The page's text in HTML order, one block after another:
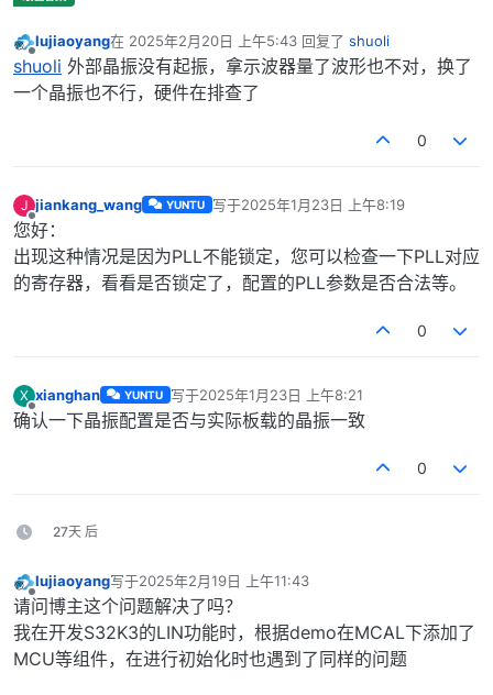
离线
lujiaoyang在 2025年2月20日 上午5:43 回复了 shuoli
最后由 编辑
shuoli 外部晶振没有起振，拿示波器量了波形也不对，换了
一个晶振也不行，硬件在排查了
0
J
离线
jiankang_wang YUNTU 写于2025年1月23日 上午8:19
最后由 编辑
您好：
出现这种情况是因为PLL不能锁定，您可以检查一下PLL对应
的寄存器，看看是否锁定了，配置的PLL参数是否合法等。
0
X
离线
xianghan YUNTU 写于2025年1月23日 上午8:21
最后由 编辑
确认一下晶振配置是否与实际板载的晶振一致
0
27天 后
离线
lujiaoyang写于2025年2月19日 上午11:43
最后由 编辑
请问博主这个问题解决了吗？
我在开发S32K3的LIN功能时，根据demo在MCAL下添加了
MCU等组件，在进行初始化时也遇到了同样的问题